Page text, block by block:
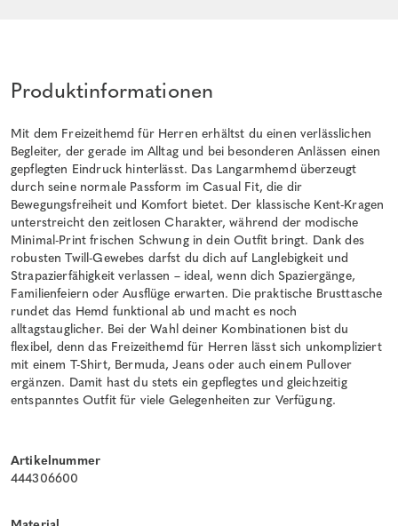
Produktinformationen
Mit dem Freizeithemd für Herren erhältst du einen verlässlichen
Begleiter, der gerade im Alltag und bei besonderen Anlässen einen
gepflegten Eindruck hinterlässt. Das Langarmhemd überzeugt
durch seine normale Passform im Casual Fit, die dir
Bewegungsfreiheit und Komfort bietet. Der klassische Kent-Kragen
unterstreicht den zeitlosen Charakter, während der modische
Minimal-Print frischen Schwung in dein Outfit bringt. Dank des
robusten Twill-Gewebes darfst du dich auf Langlebigkeit und
Strapazierfähigkeit verlassen – ideal, wenn dich Spaziergänge,
Familienfeiern oder Ausflüge erwarten. Die praktische Brusttasche
rundet das Hemd funktional ab und macht es noch
alltagstauglicher. Bei der Wahl deiner Kombinationen bist du
flexibel, denn das Freizeithemd für Herren lässt sich unkompliziert
mit einem T-Shirt, Bermuda, Jeans oder auch einem Pullover
ergänzen. Damit hast du stets ein gepflegtes und gleichzeitig
entspanntes Outfit für viele Gelegenheiten zur Verfügung.
Artikelnummer
444306600